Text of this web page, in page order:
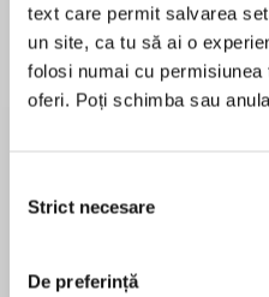
text care permit salvarea
un site, ca tu să ai o
folosi numai cu
oferi. Poți schimba sau
consimțământului
Strict necesare
De preferință
Desprecarte
"When it comes to
great read."—Booklist
Perfect for fans of Lisa
and Sandra Brown,
În acest moment